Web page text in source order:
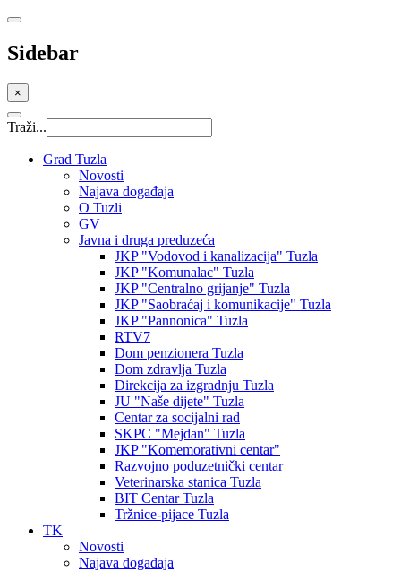
Sidebar
×
Traži...
Grad Tuzla
Novosti
Najava događaja
O Tuzli
GV
Javna i druga preduzeća
JKP "Vodovod i kanalizacija" Tuzla
JKP "Komunalac" Tuzla
JKP "Centralno grijanje" Tuzla
JKP "Saobraćaj i komunikacije" Tuzla
JKP "Pannonica" Tuzla
RTV7
Dom penzionera Tuzla
Dom zdravlja Tuzla
Direkcija za izgradnju Tuzla
JU "Naše dijete" Tuzla
Centar za socijalni rad
SKPC "Mejdan" Tuzla
JKP "Komemorativni centar"
Razvojno poduzetnički centar
Veterinarska stanica Tuzla
BIT Centar Tuzla
Tržnice-pijace Tuzla
TK
Novosti
Najava događaja